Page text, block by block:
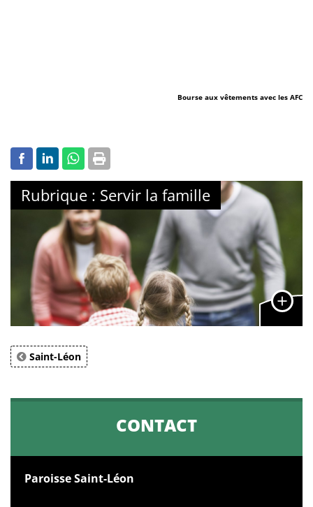
Bourse aux vêtements avec les AFC
Rubrique : Servir la famille
Saint-Léon
CONTACT
Paroisse Saint-Léon